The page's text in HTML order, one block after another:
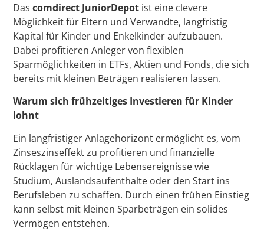
Dascomdirect JuniorDepot ist eine clevere
Möglichkeit für Eltern und Verwandte, langfristig
Kapital für Kinder und Enkelkinder aufzubauen.
Dabei profitieren Anleger von flexiblen
Sparmöglichkeiten in ETFs, Aktien und Fonds, die sich
bereits mit kleinen Beträgen realisieren lassen.
Warum sich frühzeitiges Investieren für Kinder
lohnt
Ein langfristiger Anlagehorizont ermöglicht es, vom
Zinseszinseffekt zu profitieren und finanzielle
Rücklagen für wichtige Lebensereignisse wie
Studium, Auslandsaufenthalte oder den Start ins
Berufsleben zu schaffen. Durch einen frühen Einstieg
kann selbst mit kleinen Sparbeträgen ein solides
Vermögen entstehen.